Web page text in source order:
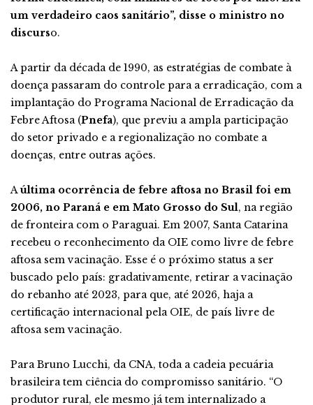
um verdadeiro caos sanitário”, disse o ministro no
discurso.
A partir da década de 1990, as estratégias de combate à
doença passaram do controle para a erradicação, com a
implantação do Programa Nacional de Erradicação da
Febre Aftosa (Pnefa), que previu a ampla participação
do setor privado e a regionalização no combate a
doenças, entre outras ações.
Aúltima ocorrência de febre aftosa no Brasil foi em
2006, no Paraná e em Mato Grosso do Sul, na região
de fronteira com o Paraguai. Em 2007, Santa Catarina
recebeu o reconhecimento da OIE como livre de febre
aftosa sem vacinação. Esse é o próximo status a ser
buscado pelo país: gradativamente, retirar a vacinação
do rebanho até 2023, para que, até 2026, haja a
certificação internacional pela OIE, de país livre de
aftosa sem vacinação.
Para Bruno Lucchi, da CNA, toda a cadeia pecuária
brasileira tem ciência do compromisso sanitário. “O
produtor rural, ele mesmo já tem internalizado a